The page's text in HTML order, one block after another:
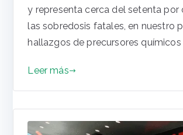
y representa cerca del setenta por
las sobredosis fatales, en nuestro
hallazgos de precursores químicos
Leer más